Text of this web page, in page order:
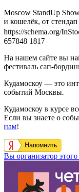
Moscow StandUp
и кошелёк, от
https://schema.org/
657848 1817
На нашем сайте вы
фестиваль сап-
Кудамоскоу — это
событий Москвы.
Кудамоскоу в курсе
Если вы знаете о
нам!
Напомнить
Вы организатор